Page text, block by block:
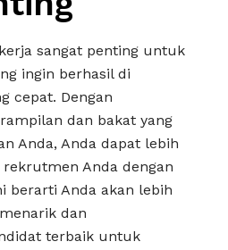
sangat penting untuk
ingin berhasil di
cepat. Dengan
dan bakat yang
Anda, Anda dapat lebih
Anda dengan
berarti Anda akan lebih
dan
terbaik untuk